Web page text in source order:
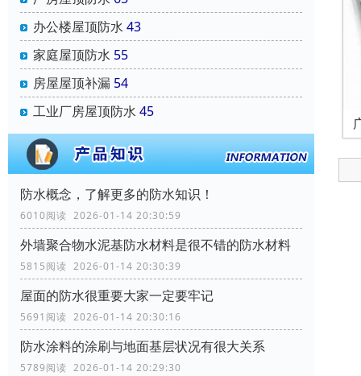
办公楼屋顶防水 43
家庭屋顶防水 55
房屋屋顶补漏 54
工业厂房屋顶防水 45
防水概念，了解更多的防水知识！
6010阅读 2026-01-14 20:30:59
外墙聚合物水泥基防水材料是很不错的防水材料
5815阅读 2026-01-14 20:30:39
屋面的防水很重要大家一定要牢记
5691阅读 2026-01-14 20:30:16
防水涂料的涂刷与地面基层状况有很大关系
5789阅读 2026-01-14 20:29:30